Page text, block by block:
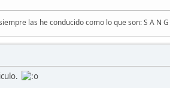
las he conducido como lo que son: S A N G